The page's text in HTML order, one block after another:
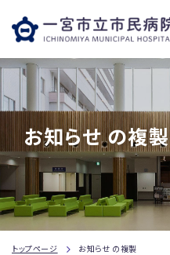
お知らせ の複製
トップページ お知らせ の複製